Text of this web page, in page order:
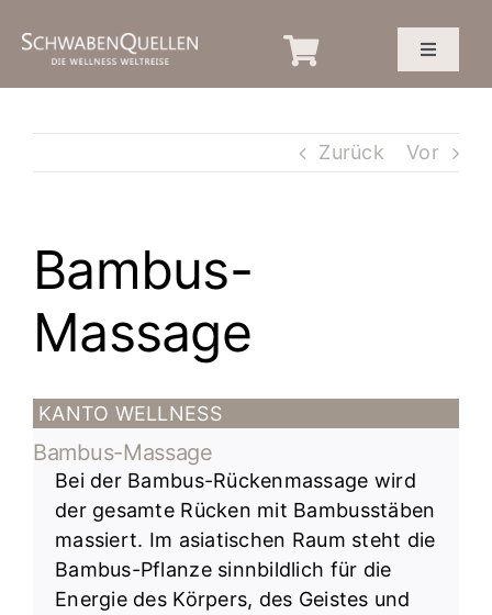
Inhalt
Toggle
PREISE & INFOS
BEREICHE
PRIVATE SPA
EVENTS
FAQ
Zurück Vor
Bambus-
Massage
KANTO WELLNESS
Bambus-Massage
Bei der Bambus-Rückenmassage wird
der gesamte Rücken mit Bambusstäben
massiert. Im asiatischen Raum steht die
Bambus-Pflanze sinnbildlich für die
Energie des Körpers, des Geistes und